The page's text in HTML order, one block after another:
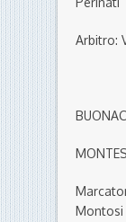
Arbitro:
Montosi